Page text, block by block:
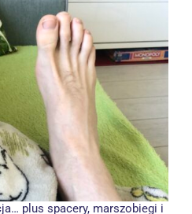
plus spacery, marszobiegi i